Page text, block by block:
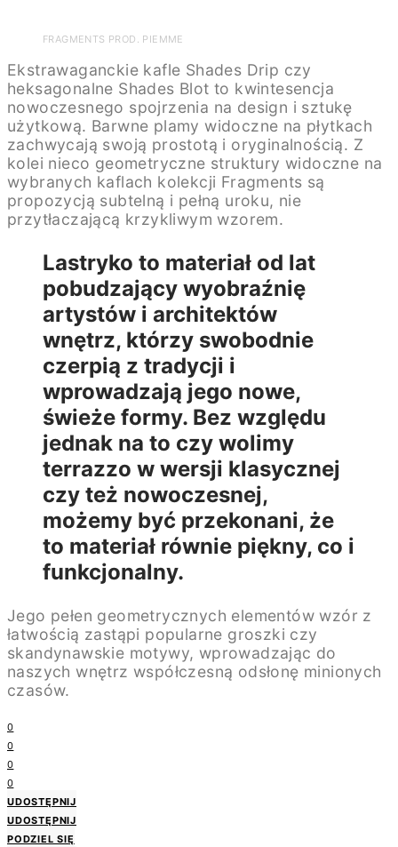
FRAGMENTS PROD. PIEMME
Ekstrawaganckie kafle Shades Drip czy
heksagonalne Shades Blot to kwintesencja
nowoczesnego spojrzenia na design i sztukę
użytkową. Barwne plamy widoczne na płytkach
zachwycają swoją prostotą i oryginalnością. Z
kolei nieco geometryczne struktury widoczne na
wybranych kaflach kolekcji Fragments są
propozycją subtelną i pełną uroku, nie
przytłaczającą krzykliwym wzorem.
Lastryko to materiał od lat
pobudzający wyobraźnię
artystów i architektów
wnętrz, którzy swobodnie
czerpią z tradycji i
wprowadzają jego nowe,
świeże formy. Bez względu
jednak na to czy wolimy
terrazzo w wersji klasycznej
czy też nowoczesnej,
możemy być przekonani, że
to materiał równie piękny, co i
funkcjonalny.
Jego pełen geometrycznych elementów wzór z
łatwością zastąpi popularne groszki czy
skandynawskie motywy, wprowadzając do
naszych wnętrz współczesną odsłonę minionych
czasów.
0
0
0
0
UDOSTĘPNIJ
UDOSTĘPNIJ
PODZIEL SIĘ